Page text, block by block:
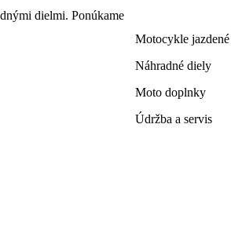
dielmi. Ponúkame
Motocykle jazdené
Náhradné diely
Moto doplnky
Údržba a servis